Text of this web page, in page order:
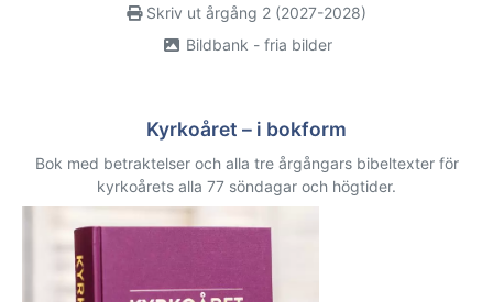
Skriv ut årgång 2 (2027-2028)
Bildbank - fria bilder
Kyrkoåret – i bokform
Bok med betraktelser och alla tre årgångars bibeltexter för
kyrkoårets alla 77 söndagar och högtider.